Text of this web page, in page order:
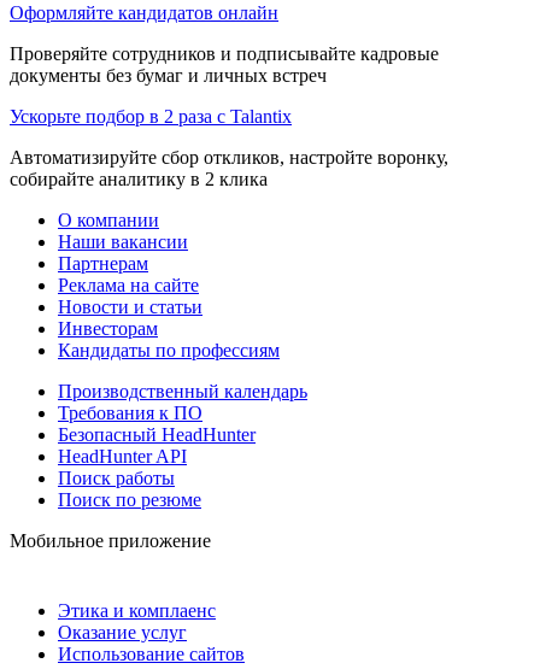
Оформляйте кандидатов онлайн
Проверяйте сотрудников и подписывайте кадровые
документы без бумаг и личных встреч
Ускорьте подбор в 2 раза с Talantix
Автоматизируйте сбор откликов, настройте воронку,
собирайте аналитику в 2 клика
О компании
Наши вакансии
Партнерам
Реклама на сайте
Новости и статьи
Инвесторам
Кандидаты по профессиям
Производственный календарь
Требования к ПО
Безопасный HeadHunter
HeadHunter API
Поиск работы
Поиск по резюме
Мобильное приложение
Этика и комплаенс
Оказание услуг
Использование сайтов